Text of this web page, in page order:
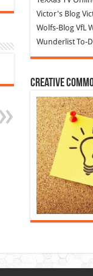
Victor's Blog
Wolfs-BlogVfL
WunderlistTo-
Creative